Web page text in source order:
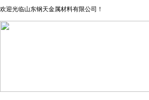
欢迎光临山东钢天金属材料有限公司！